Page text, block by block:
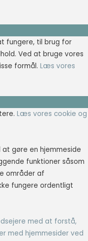
fungere, til brug for
Ved at bruge vores
formål. Læs vores
Læs vores cookie og
gøre en hjemmeside
funktioner såsom
områder af
fungere ordentligt
med at forstå,
med hjemmesider ved